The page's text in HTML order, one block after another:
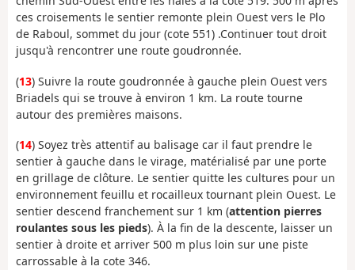
ces croisements le sentier remonte plein Ouest vers le Plo
de Raboul, sommet du jour (cote 551) .Continuer tout droit
jusqu'à rencontrer une route goudronnée.
(13) Suivre la route goudronnée à gauche plein Ouest vers
Briadels qui se trouve à environ 1 km. La route tourne
autour des premières maisons.
(14) Soyez très attentif au balisage car il faut prendre le
sentier à gauche dans le virage, matérialisé par une porte
en grillage de clôture. Le sentier quitte les cultures pour un
environnement feuillu et rocailleux tournant plein Ouest. Le
sentier descend franchement sur 1 km (attention pierres
roulantes sous les pieds). À la fin de la descente, laisser un
sentier à droite et arriver 500 m plus loin sur une piste
carrossable à la cote 346.